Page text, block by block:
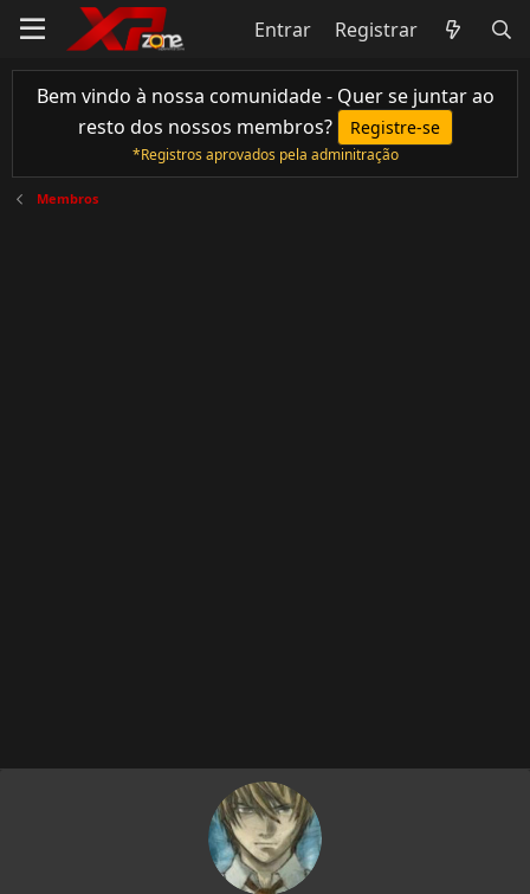
Entrar Registrar
Bem vindo à nossa comunidade - Quer se juntar ao
resto dos nossos membros?
Registre-se
*Registros aprovados pela adminitração
Membros